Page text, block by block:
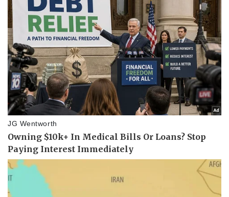
Thể thao
Bóng đá
Lịch thi đấu bóng đá
Thế giới thể thao
eSports
Hậu trường
Ô tô - Xe máy
Xe máy